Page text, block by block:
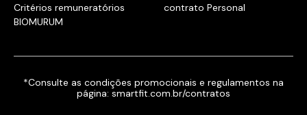
Critérios remuneratórios
BIOMURUM
contrato Personal
*Consulte as condições promocionais e regulamentos na
página: smartfit.com.br/contratos